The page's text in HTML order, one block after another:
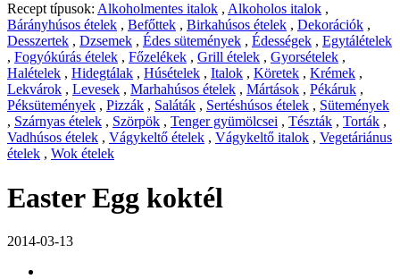
Recept típusok: Alkoholmentes italok , Alkoholos italok ,
Bárányhúsos ételek , Befőttek , Birkahúsos ételek , Dekorációk ,
Desszertek , Dzsemek , Édes sütemények , Édességek , Egytálételek
, Fogyókúrás ételek , Főzelékek , Grill ételek , Gyorsételek ,
Halételek , Hidegtálak , Húsételek , Italok , Köretek , Krémek ,
Lekvárok , Levesek , Marhahúsos ételek , Mártások , Pékáruk ,
Péksütemények , Pizzák , Saláták , Sertéshúsos ételek , Sütemények
, Szárnyas ételek , Szörpök , Tenger gyümölcsei , Tészták , Torták ,
Vadhúsos ételek , Vágykeltő ételek , Vágykeltő italok , Vegetáriánus
ételek , Wok ételek
Easter Egg koktél
2014-03-13